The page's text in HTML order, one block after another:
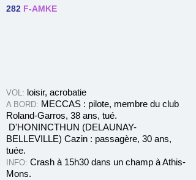
282 F-AMKE
VOL: loisir, acrobatie
A BORD: MECCAS : pilote, membre du club
Roland-Garros, 38 ans, tué.
D'HONINCTHUN (DELAUNAY-
BELLEVILLE) Cazin : passagère, 30 ans,
tuée.
INFO: Crash à 15h30 dans un champ à Athis-
Mons.